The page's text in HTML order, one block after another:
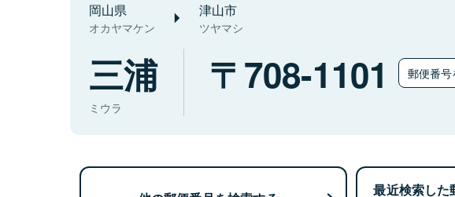
岡山県
オカヤマケン
津山市
ツヤマシ
三浦
ミウラ
708-1101 郵便番号
最近検索した